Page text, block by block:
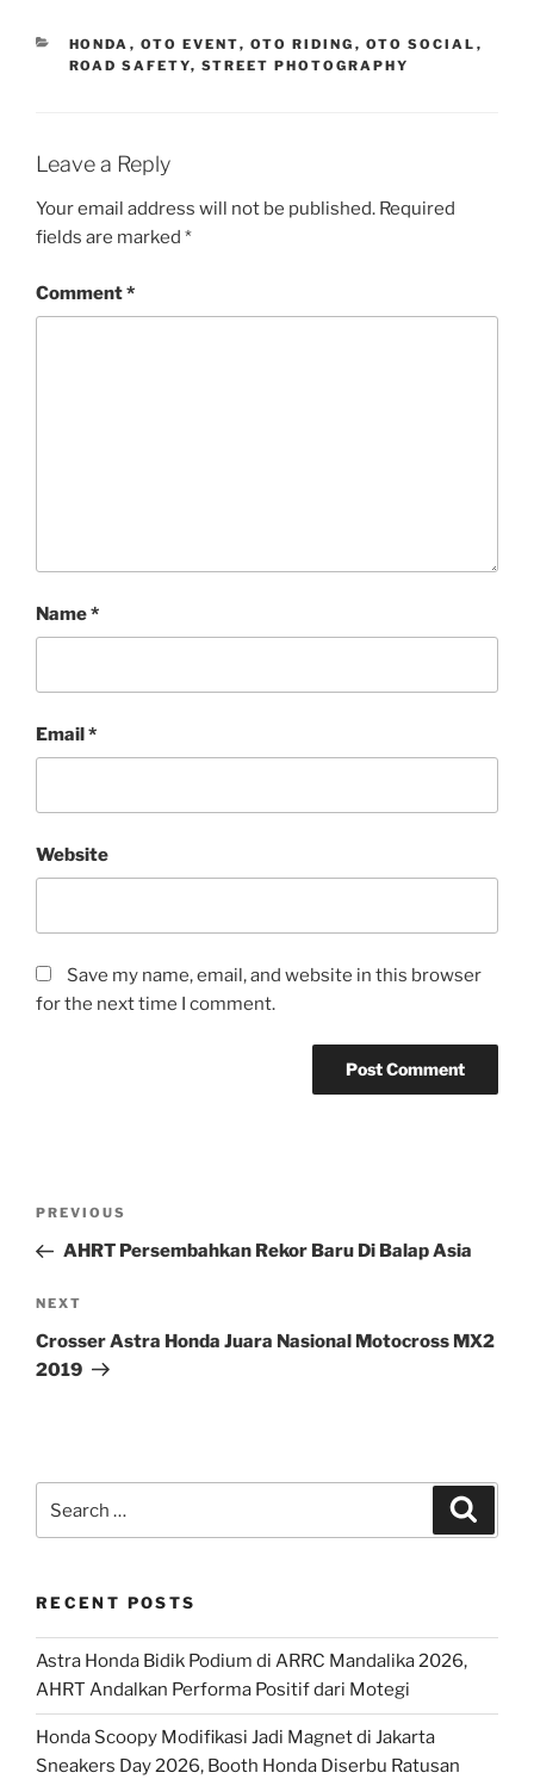
CATEGORIES
HONDA , OTO EVENT, OTO RIDING , OTO SOCIAL ,
ROAD SAFETY, STREET PHOTOGRAPHY
Leave a Reply
Your email address will not be published. Required
fields are marked *
Comment*
Name*
Email*
Website
Save my name, email, and website in this browser
for the next time I comment.
Previous
Post
PREVIOUS
AHRT Persembahkan Rekor Baru Di Balap Asia
Next
Post
NEXT
Crosser Astra Honda Juara Nasional Motocross MX2
2019
for:
RECENT POSTS
Astra Honda Bidik Podium di ARRC Mandalika 2026,
AHRT Andalkan Performa Positif dari Motegi
Honda Scoopy Modifikasi Jadi Magnet di Jakarta
Sneakers Day 2026, Booth Honda Diserbu Ratusan